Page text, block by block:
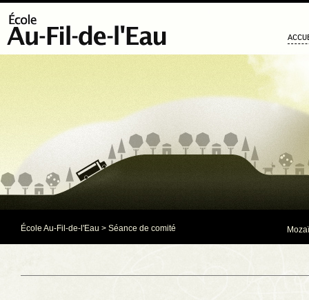
École Au-Fil-de-l'Eau > Séance de comité